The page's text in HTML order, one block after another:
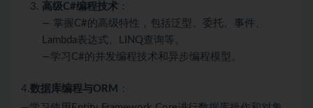
高级C#编程技术 ：
— 掌握C#的高级特性，包括泛型、委托、事件、
Lambda表达式、LINQ查询等。
—学习C#的并发编程技术和异步编程模型。
4.数据库编程与ORM
：